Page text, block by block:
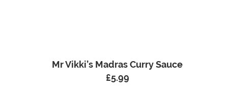
Mr Vikki’s Madras Curry Sauce
£5.99